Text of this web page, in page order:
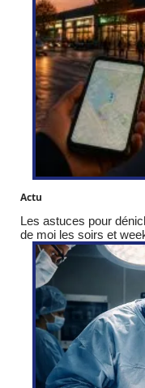
Actu
Les astuces pour
de moi les soirs et